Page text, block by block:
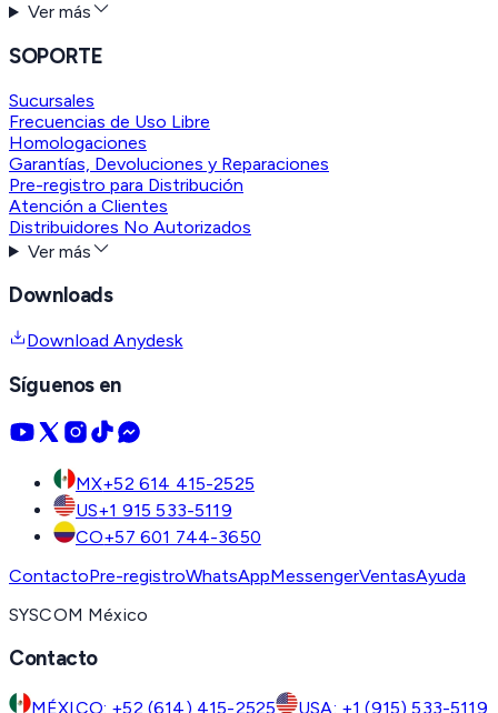
Ver más
SOPORTE
Sucursales
Frecuencias de Uso Libre
Homologaciones
Garantías, Devoluciones y Reparaciones
Pre-registro para Distribución
Atención a Clientes
Distribuidores No Autorizados
Ver más
Downloads
Download Anydesk
Síguenos en
MX+52 614 415-2525
US+1 915 533-5119
CO+57 601 744-3650
ContactoPre-registroWhatsAppMessengerVentasAyuda
SYSCOM México
Contacto
MÉXICO: +52 (614) 415-2525 USA: +1 (915) 533-5119